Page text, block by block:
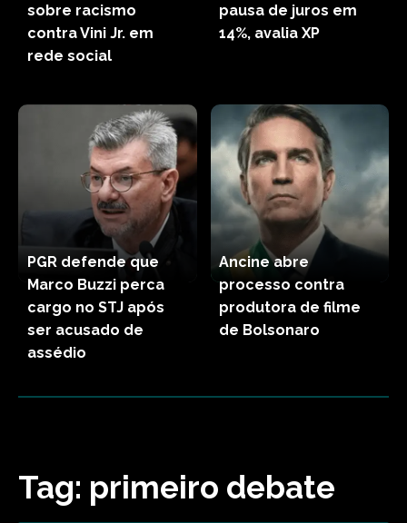
sobre racismo
contra Vini Jr. em
rede social
pausa de juros em
14%, avalia XP
PGR defende que
Marco Buzzi perca
cargo no STJ após
ser acusado de
assédio
Ancine abre
processo contra
produtora de filme
de Bolsonaro
Tag: primeiro debate